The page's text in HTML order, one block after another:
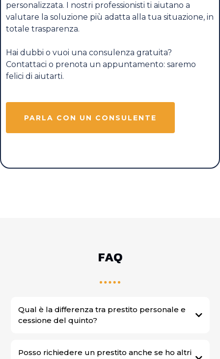
personalizzata. I nostri professionisti ti aiutano a
valutare la soluzione più adatta alla tua situazione, in
totale trasparenza.
Hai dubbi o vuoi una consulenza gratuita?
Contattaci o prenota un appuntamento: saremo
felici di aiutarti.
PARLA CON UN CONSULENTE
FAQ
Qual è la differenza tra prestito personale e
cessione del quinto?
Posso richiedere un prestito anche se ho altri